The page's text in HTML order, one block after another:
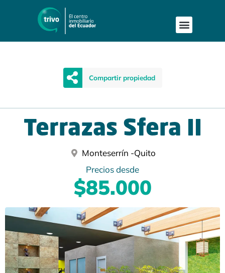
Compartir propiedad
Terrazas Sfera II
Monteserrín -Quito
Precios desde
$85.000